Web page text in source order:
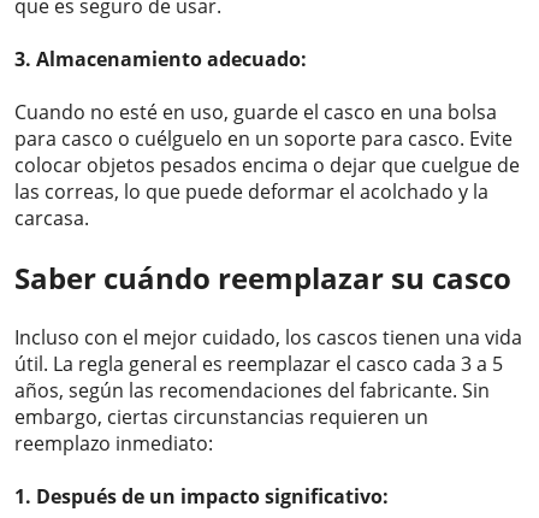
que es seguro de usar.
3. Almacenamiento adecuado:
Cuando no esté en uso, guarde el casco en una bolsa
para casco o cuélguelo en un soporte para casco. Evite
colocar objetos pesados ​​encima o dejar que cuelgue de
las correas, lo que puede deformar el acolchado y la
carcasa.
Saber cuándo reemplazar su casco
Incluso con el mejor cuidado, los cascos tienen una vida
útil. La regla general es reemplazar el casco cada 3 a 5
años, según las recomendaciones del fabricante. Sin
embargo, ciertas circunstancias requieren un
reemplazo inmediato:
1. Después de un impacto significativo: